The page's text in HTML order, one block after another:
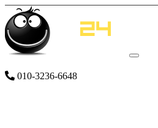
010-3236-6648